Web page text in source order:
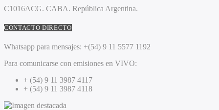
C1016ACG. CABA. República Argentina.
CONTACTO DIRECTO
Whatsapp para mensajes: +(54) 9 11 5577 1192
Para comunicarse con emisiones en VIVO:
+ (54) 9 11 3987 4117
+ (54) 9 11 3987 4118